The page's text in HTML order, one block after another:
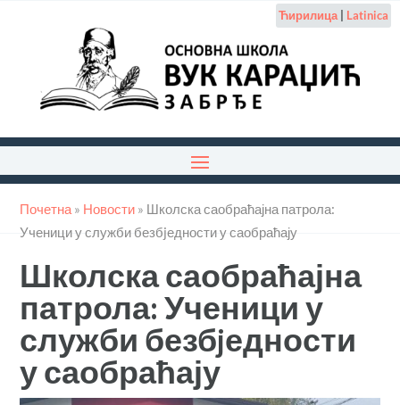
Ћирилица| Latinica
Почетна » Новости » Школска саобраћајна патрола:
Ученици у служби безбjедности у саобраћају
Школска саобраћајна
патрола: Ученици у
служби безбjедности
у саобраћају